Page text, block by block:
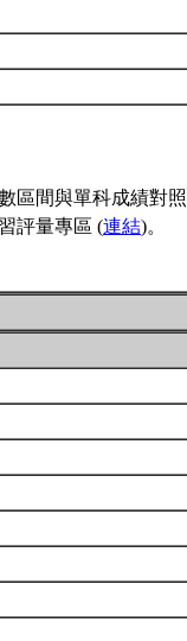
區間與單科成績對照
評量專區 (連結)。